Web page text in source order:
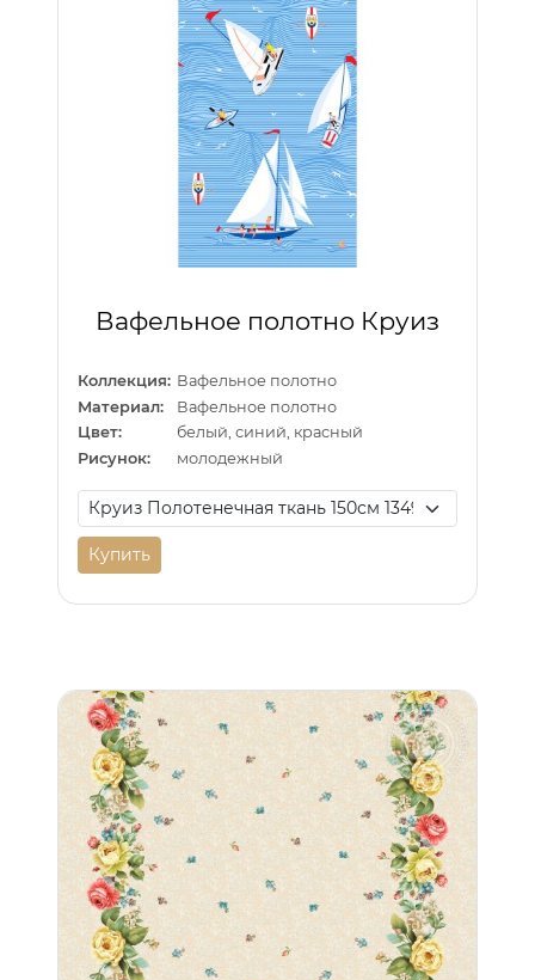
Вафельное полотно Круиз
Коллекция: Вафельное полотно
Материал:
Вафельное полотно
Цвет:
белый, синий, красный
Рисунок:
молодежный
Купить